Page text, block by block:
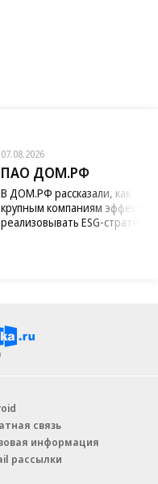
07.08.2026
ПАО ДОМ.РФ
В ДОМ.РФ рассказали, как
крупным компаниям
реализовывать ESG-стратегию
связь
информация
рассылки